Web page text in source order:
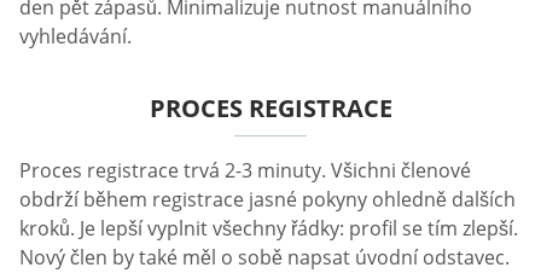
den pět zápasů. Minimalizuje nutnost manuálního
vyhledávání.
PROCES REGISTRACE
Proces registrace trvá 2-3 minuty. Všichni členové
obdrží během registrace jasné pokyny ohledně dalších
kroků. Je lepší vyplnit všechny řádky: profil se tím zlepší.
Nový člen by také měl o sobě napsat úvodní odstavec.